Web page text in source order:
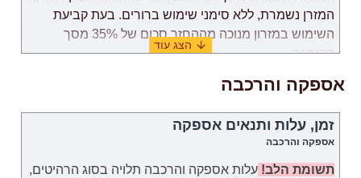
המזרן נשמרת, ללא סימני שימוש ברורים. בעת קביעת
השימוש במזרון מנוכה מההחזר סכום של 35% מסך
ההזמנה.
החלפה:החלפת מזרון לדגם אחר, תוך חישוב של עלות
המקורית. עלות אספקה של דגם אחר המזרון תהיה שווה
לעלות אספקה הקודמת, שהלקוח שילם במהלך אספקה
הראשונה.
אספקה והרכבה
זמן, עלות ותנאים אספקה
אספקה והרכבה
תשומת הלב! עלות אספקה והרכבה תלויה בסוג הרהיטים,